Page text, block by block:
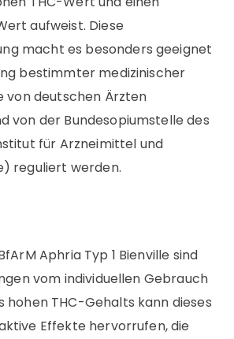
aufweist. Diese
macht es besonders geeignet
bestimmter medizinischer
von deutschen Ärzten
von der Bundesopiumstelle des
für Arzneimittel und
reguliert werden.
Aphria Typ 1 Bienville sind
vom individuellen Gebrauch
hohen THC-Gehalts kann dieses
Effekte hervorrufen, die